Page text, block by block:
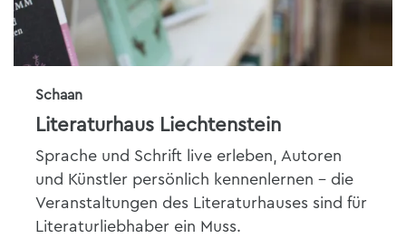
Schaan
Literaturhaus Liechtenstein
Sprache und Schrift live erleben, Autoren
und Künstler persönlich kennenlernen - die
Veranstaltungen des Literaturhauses sind für
Literaturliebhaber ein Muss.